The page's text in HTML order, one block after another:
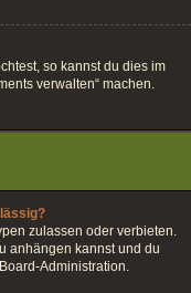
so kannst du dies im
verwalten“ machen.
zulassen oder verbieten.
anhängen kannst und du
Administration.